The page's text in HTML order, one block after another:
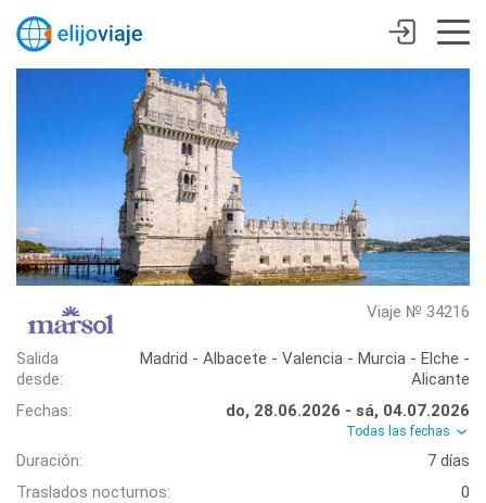
Viaje № 34216
Salida
desde:
Madrid - Albacete - Valencia - Murcia - Elche -
Alicante
Fechas:
do, 28.06.2026 - sá, 04.07.2026
Todas las fechas
Duración:
7 días
Traslados nocturnos:
0